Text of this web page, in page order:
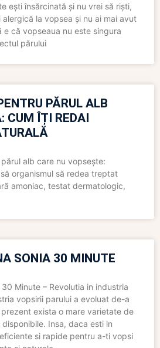
ești însărcinată și nu vrei să riști,
alergică la vopsea și nu ai mai avut
e că vopseaua nu este singura
părului
PĂRUL ALB
CUM ÎȚI REDAI
alb care nu vopsește:
organismul să redea treptat
amoniac, testat dermatologic,
SONIA 30 MINUTE
Minute – Revolutia in industria
vopsirii parului a evoluat de-a
exista o mare varietate de
Insa, daca esti in
si rapide pentru a-ti vopsi